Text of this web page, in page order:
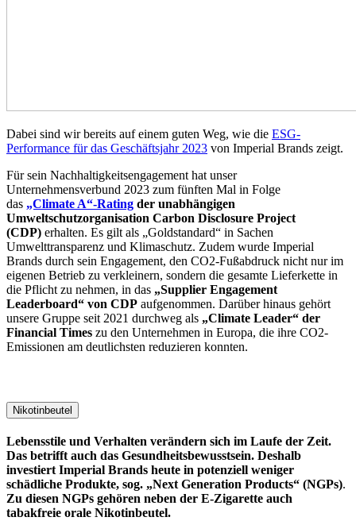
Dabei sind wir bereits auf einem guten Weg, wie die ESG-
Performance für das Geschäftsjahr 2023 von Imperial Brands zeigt.
Für sein Nachhaltigkeitsengagement hat unser
Unternehmensverbund 2023 zum fünften Mal in Folge
das „Climate A“-Rating der unabhängigen
Umweltschutzorganisation Carbon Disclosure Project
(CDP) erhalten. Es gilt als „Goldstandard“ in Sachen
Umwelttransparenz und Klimaschutz. Zudem wurde Imperial
Brands durch sein Engagement, den CO2-Fußabdruck nicht nur im
eigenen Betrieb zu verkleinern, sondern die gesamte Lieferkette in
die Pflicht zu nehmen, in das „Supplier Engagement
Leaderboard“ von CDP aufgenommen. Darüber hinaus gehört
unsere Gruppe seit 2021 durchweg als „Climate Leader“ der
Financial Times zu den Unternehmen in Europa, die ihre CO2-
Emissionen am deutlichsten reduzieren konnten.
Nikotinbeutel
Lebensstile und Verhalten verändern sich im Laufe der Zeit.
Das betrifft auch das Gesundheitsbewusstsein. Deshalb
investiert Imperial Brands heute in potenziell weniger
schädliche Produkte, sog. „Next Generation Products“ (NGPs).
Zu diesen NGPs gehören neben der E-Zigarette auch
tabakfreie orale Nikotinbeutel.